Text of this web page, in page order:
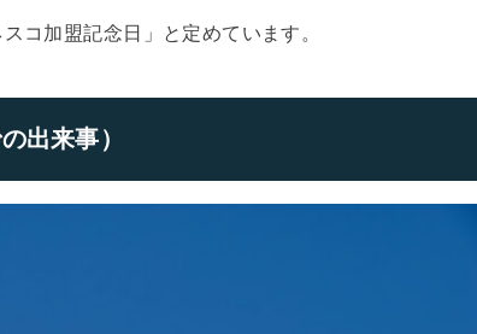
コ加盟記念日」と定めています。
出来事）